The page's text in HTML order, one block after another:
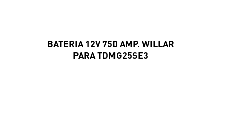
BATERIA 12V 750 AMP. WILLAR
PARA TDMG25SE3